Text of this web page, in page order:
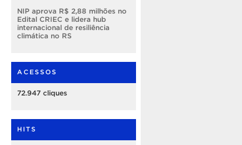
NIP aprova R$ 2,88 milhões no
Edital CRIEC e lidera hub
internacional de resiliência
climática no RS
ACESSOS
72.947 cliques
HITS